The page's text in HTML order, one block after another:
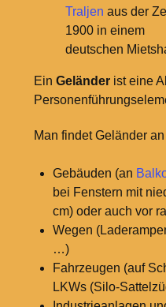
Traljen aus der
1900 in einem
deutschen
Ein Geländerist eine
Man findet Geländer an
Gebäuden (an
bei Fenstern mit
cm) oder auch vor
Wegen
…)
Fahrzeugen (auf
LKWs (Silo-